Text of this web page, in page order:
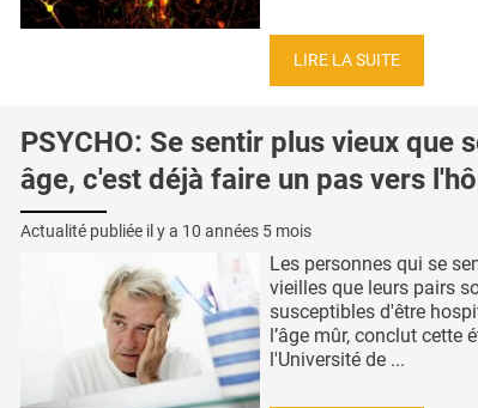
LIRE LA SUITE
PSYCHO: Se sentir plus vieux que
âge, c'est déjà faire un pas vers
Actualité publiée il y a 10 années 5 mois
Les personnes qui se
vieilles que leurs pairs
susceptibles d'être
l’âge mûr, conclut cette
l'Université de ...